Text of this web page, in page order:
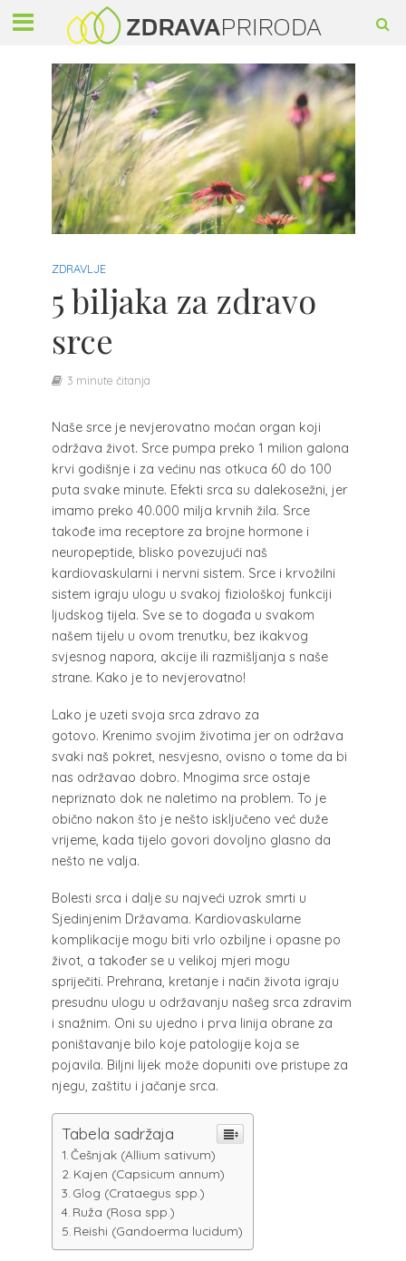
ZDRAVLJE
5 biljaka za zdravo
srce
3 minute čitanja
Naše srce je nevjerovatno moćan organ koji
održava život. Srce pumpa preko 1 milion galona
krvi godišnje i za većinu nas otkuca 60 do 100
puta svake minute. Efekti srca su dalekosežni, jer
imamo preko 40.000 milja krvnih žila. Srce
takođe ima receptore za brojne hormone i
neuropeptide, blisko povezujući naš
kardiovaskularni i nervni sistem. Srce i krvožilni
sistem igraju ulogu u svakoj fiziološkoj funkciji
ljudskog tijela. Sve se to događa u svakom
našem tijelu u ovom trenutku, bez ikakvog
svjesnog napora, akcije ili razmišljanja s naše
strane. Kako je to nevjerovatno!
Lako je uzeti svoja srca zdravo za
gotovo. Krenimo svojim životima jer on održava
svaki naš pokret, nesvjesno, ovisno o tome da bi
nas održavao dobro. Mnogima srce ostaje
nepriznato dok ne naletimo na problem. To je
obično nakon što je nešto isključeno već duže
vrijeme, kada tijelo govori dovoljno glasno da
nešto ne valja.
Bolesti srca i dalje su najveći uzrok smrti u
Sjedinjenim Državama. Kardiovaskularne
komplikacije mogu biti vrlo ozbiljne i opasne po
život, a također se u velikoj mjeri mogu
spriječiti. Prehrana, kretanje i način života igraju
presudnu ulogu u održavanju našeg srca zdravim
i snažnim. Oni su ujedno i prva linija obrane za
poništavanje bilo koje patologije koja se
pojavila. Biljni lijek može dopuniti ove pristupe za
njegu, zaštitu i jačanje srca.
Tabela sadržaja
Češnjak (Allium sativum)
Kajen (Capsicum annum)
Glog (Crataegus spp.)
Ruža (Rosa spp.)
Reishi (Gandoerma lucidum)